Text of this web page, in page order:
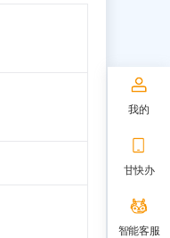
我的
甘快办
智能客服